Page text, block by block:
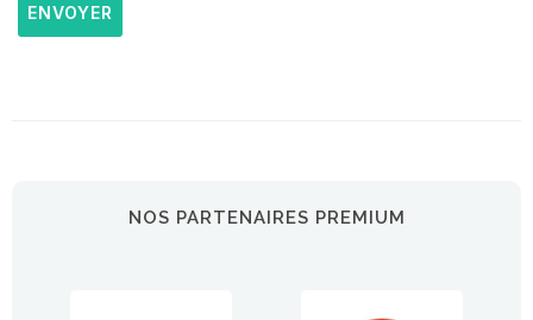
ENVOYER
NOS PARTENAIRES PREMIUM